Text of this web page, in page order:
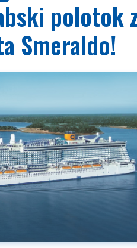
DESTINACIJE
LADJARJI
INFO
O NAS
polotok
Smeraldo!